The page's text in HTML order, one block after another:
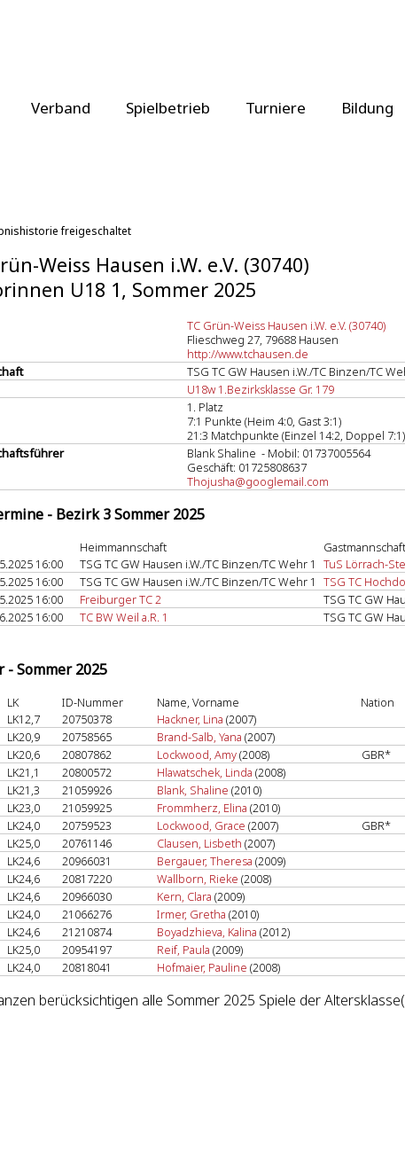
Verband Spielbetrieb Turniere Bildung
freigeschaltet
Weiss Hausen i.W. e.V. (30740)
U18 1, Sommer 2025
TC Grün-Weiss Hausen i.W. e.V. (30740)
Flieschweg 27, 79688 Hausen
http://www.tchausen.de
TSG TC GW Hausen i.W./TC Binzen/TC
U18w 1.Bezirksklasse Gr. 179
1. Platz
7:1 Punkte (Heim 4:0, Gast 3:1)
21:3 Matchpunkte (Einzel 14:2, Doppel 7:1)
Blank Shaline - Mobil: 01737005564
Geschäft: 01725808637
Thojusha@googlemail.com
- Bezirk 3 Sommer 2025
Heimmannschaft Gastmannschaft
16:00 TSG TC GW Hausen i.W./TC Binzen/TC Wehr 1 TuS Lörrach-
16:00 TSG TC GW Hausen i.W./TC Binzen/TC Wehr 1 TSG TC
16:00 Freiburger TC 2 TSG TC GW
16:00 TC BW Weil a.R. 1 TSG TC GW
- Sommer 2025
LK ID-Nummer Name, Vorname Nation
LK12,7 20750378 Hackner, Lina (2007)
LK20,9 20758565 Brand-Salb, Yana (2007)
LK20,6 20807862 Lockwood, Amy(2008) GBR*
LK21,1 20800572 Hlawatschek, Linda (2008)
LK21,3 21059926 Blank, Shaline (2010)
LK23,0 21059925 Frommherz, Elina (2010)
LK24,0 20759523 Lockwood, Grace (2007) GBR*
LK25,0 20761146 Clausen, Lisbeth (2007)
LK24,6 20966031 Bergauer, Theresa (2009)
LK24,6 20817220 Wallborn, Rieke (2008)
LK24,6 20966030 Kern, Clara (2009)
LK24,0 21066276 Irmer, Gretha (2010)
LK24,6 21210874 Boyadzhieva, Kalina (2012)
LK25,0 20954197 Reif, Paula (2009)
LK24,0 20818041 Hofmaier, Pauline (2008)
berücksichtigen alle Sommer 2025 Spiele der